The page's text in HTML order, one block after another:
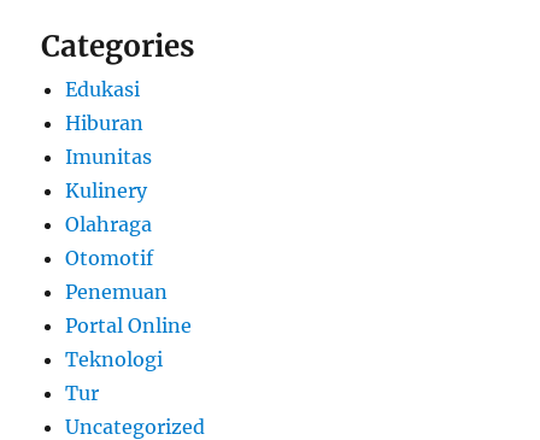
Categories
Edukasi
Hiburan
Imunitas
Kulinery
Olahraga
Otomotif
Penemuan
Portal Online
Teknologi
Tur
Uncategorized